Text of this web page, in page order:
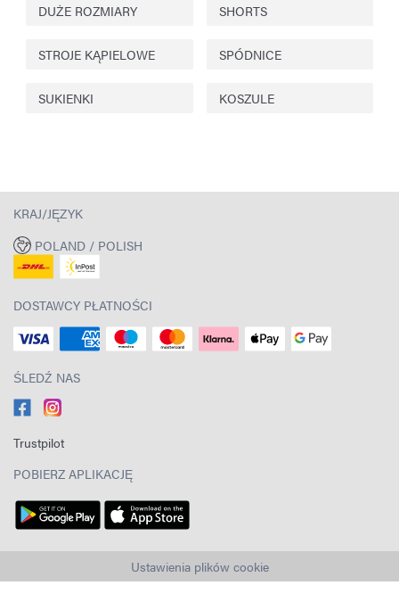
DUŻE ROZMIARY SHORTS
STROJE KĄPIELOWE SPÓDNICE
SUKIENKI KOSZULE
KRAJ/JĘZYK
POLAND / POLISH
DOSTAWCY PŁATNOŚCI
ŚLEDŹ NAS
Trustpilot
POBIERZ APLIKACJĘ
Ustawienia plików cookie